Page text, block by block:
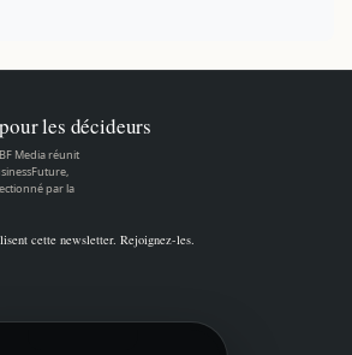
les décideurs
Media réunit
par la
cette newsletter. Rejoignez-les.